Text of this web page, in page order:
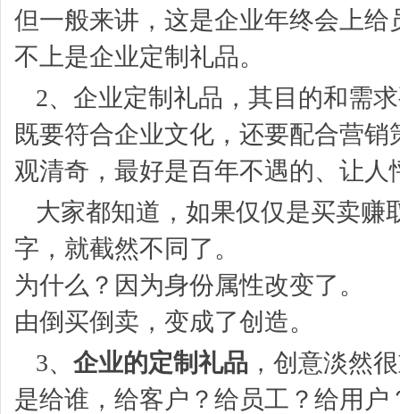
但一般来讲，这是企业年终会上
不上是企业定制礼品。
2、企业定制礼品，其目的和需
既要符合企业文化，还要配合营
观清奇，最好是百年不遇的、让人
大家都知道，如果仅仅是买卖
字，就截然不同了。
为什么？因为身份属性改变了。
由倒买倒卖，变成了创造。
3、 企业的定制礼品 ，创意淡然
是给谁，给客户？给员工？给用